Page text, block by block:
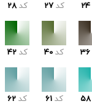
24 کد 27 کد 28
36 کد 40 کد 42
58 کد 61 کد 62